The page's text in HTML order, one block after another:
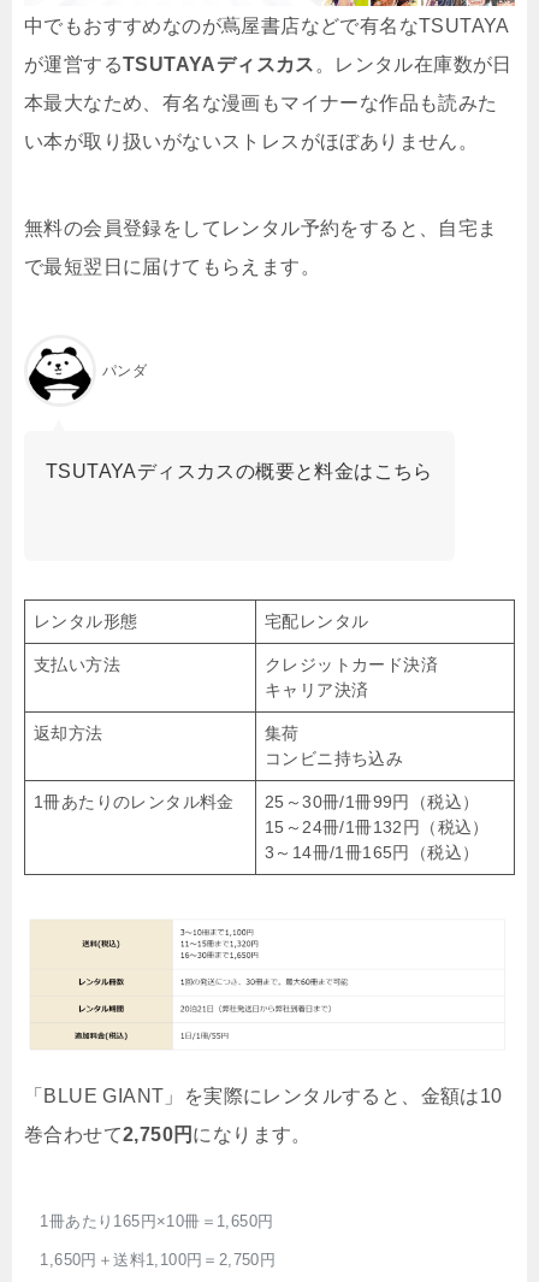
中でもおすすめなのが蔦屋書店などで有名なTSUTAYA
が運営するTSUTAYAディスカス 。レンタル在庫数が日
本最大なため、有名な漫画もマイナーな作品も読みた
い本が取り扱いがないストレスがほぼありません。
無料の会員登録をしてレンタル予約をすると、自宅ま
で最短翌日に届けてもらえます。
パンダ
TSUTAYAディスカスの概要と料金はこちら
レンタル形態 宅配レンタル
支払い方法
クレジットカード決済
キャリア決済
返却方法
集荷
コンビニ持ち込み
1冊あたりのレンタル料金
25～30冊/1冊99円（税込）
15～24冊/1冊132円（税込）
3～14冊/1冊165円（税込）
「BLUE GIANT」を実際にレンタルすると、金額は10
巻合わせて2,750円 になります。
1冊あたり165円×10冊＝1,650円
1,650円＋送料1,100円＝2,750円